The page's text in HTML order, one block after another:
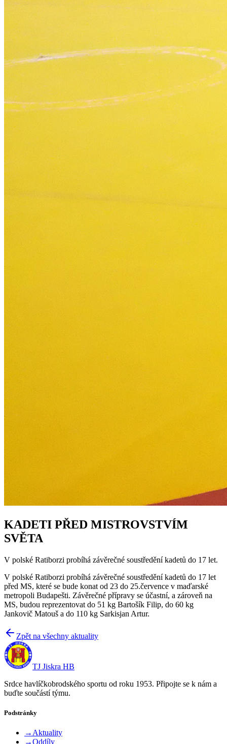
KADETI PŘED MISTROVSTVÍM
SVĚTA
V polské Ratiborzi probíhá závěrečné soustředění kadetů do 17 let.
V polské Ratiborzi probíhá závěrečné soustředění kadetů do 17 let
před MS, které se bude konat od 23 do 25.července v maďarské
metropoli Budapešti. Závěrečné přípravy se účastní, a zároveň na
MS, budou reprezentovat do 51 kg Bartošík Filip, do 60 kg
Jankovič Matouš a do 110 kg Sarkisjan Artur.
Zpět na všechny aktuality
TJ Jiskra HB
Srdce havlíčkobrodského sportu od roku 1953. Připojte se k nám a
buďte součástí týmu.
Podstránky
→ Aktuality
→Oddíly